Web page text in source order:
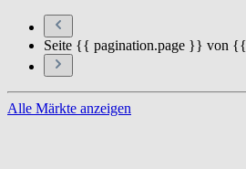
Seite {{ pagination.page }} von
Alle Märkte anzeigen